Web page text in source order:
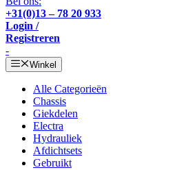
+31(0)13 – 78 20 933
Login /
Registreren
-
Winkel
Alle Categorieën
Chassis
Giekdelen
Electra
Hydrauliek
Afdichtsets
Gebruikt